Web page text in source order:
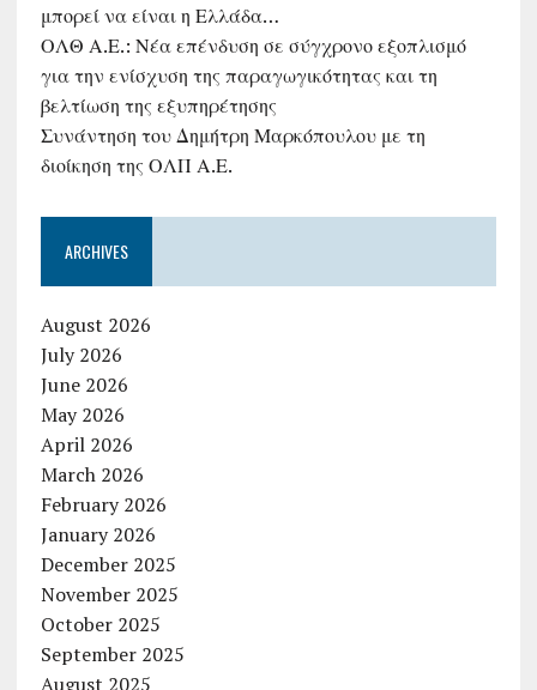
μπορεί να είναι η Ελλάδα…
ΟΛΘ Α.Ε.: Νέα επένδυση σε σύγχρονο εξοπλισμό
για την ενίσχυση της παραγωγικότητας και τη
βελτίωση της εξυπηρέτησης
Συνάντηση του Δημήτρη Μαρκόπουλου με τη
διοίκηση της ΟΛΠ Α.Ε.
ARCHIVES
August 2026
July 2026
June 2026
May 2026
April 2026
March 2026
February 2026
January 2026
December 2025
November 2025
October 2025
September 2025
August 2025